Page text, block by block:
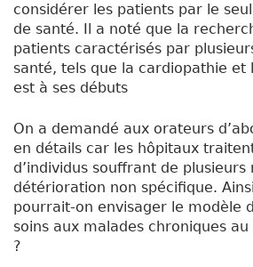
considérer les patients par le
de santé. Il a noté que la
patients caractérisés par
santé, tels que la cardiopathie et
est à ses débuts
On a demandé aux orateurs
en détails car les hôpitaux
d’individus souffrant de plusieurs
détérioration non spécifique.
pourrait-on envisager le modèle
soins aux malades chroniques
?